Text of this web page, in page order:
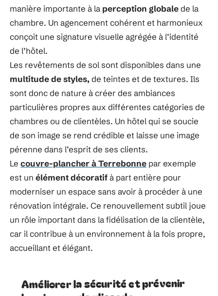
manière importante à la perception globalede la
chambre. Un agencement cohérent et harmonieux
conçoit une signature visuelle agrégée à l’identité
de l’hôtel.​
Les revêtements de sol sont disponibles dans une
multitude de styles,de teintes et de textures. Ils
sont donc de nature à créer des ambiances
particulières propres aux différentes catégories de
chambres ou de clientèles. Un hôtel qui se soucie
de son image se rend crédible et laisse une image
pérenne dans l’esprit de ses clients.​
Le couvre-plancher à Terrebonne par exemple
est un élément décoratifà part entière pour
moderniser un espace sans avoir à procéder à une
rénovation intégrale. Ce renouvellement subtil joue
un rôle important dans la fidélisation de la clientèle,
car il contribue à un environnement à la fois propre,
accueillant et élégant.
Améliorer la sécurité et prévenir